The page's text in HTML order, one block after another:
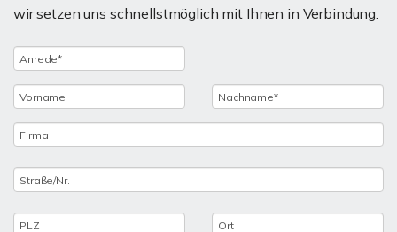
wir setzen uns schnellstmöglich mit Ihnen in Verbindung.